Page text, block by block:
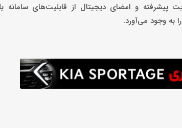
پیشرفته و امضای دیجیتال از قابلیت‌های سامانه
به وجود می‌آورد.